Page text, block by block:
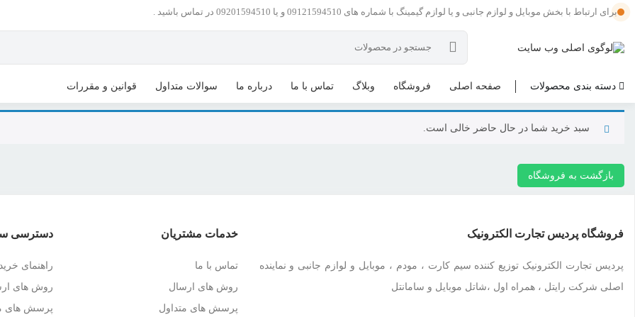
برای ارتباط با بخش موبایل و لوازم جانبی و یا لوازم گیمینگ با شماره های 09121594510 و یا 09201594510 در تماس باشید .
دسته بندی محصولات صفحه اصلی فروشگاه وبلاگ تماس با ما درباره ما سوالات متداول قوانین و مقررات
سبد خرید شما در حال حاضر خالی است.
بازگشت به فروشگاه
فروشگاه پردیس تجارت الکترونیک
پردیس تجارت الکترونیک توزیع کننده سیم کارت ، مودم ، موبایل و لوازم جانبی و نماینده
اصلی شرکت رایتل ، همراه اول ،شاتل موبایل و سامانتل
خدمات مشتریان
تماس با ما
روش های ارسال
پرسش های متداول
دسترسی
راهنمای خرید
روش های
پرسش های